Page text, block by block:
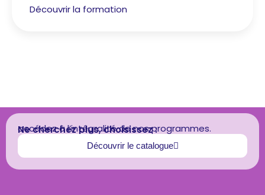
Découvrir la formation
Ne cherchez plus, choisissez :
accédez à l’intégralité de nos programmes.
Découvrir le catalogue